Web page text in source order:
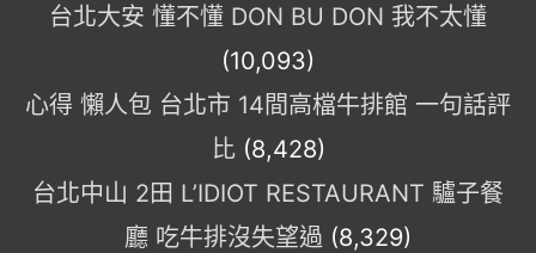
台北大安 懂不懂 DON BU DON 我不太懂
(10,093)
心得 懶人包 台北市 14間高檔牛排館 一句話評
比 (8,428)
台北中山 2田 L’IDIOT RESTAURANT 驢子餐
廳 吃牛排沒失望過 (8,329)